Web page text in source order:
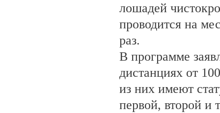
лошадей
проводится на
раз.
В программе
дистанциях от
из них имеют
первой, второй и